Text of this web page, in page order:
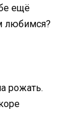
ещё
любимся?
рожать.